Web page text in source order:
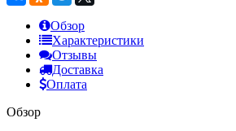
Обзор
Характеристики
Отзывы
Доставка
Оплата
Обзор